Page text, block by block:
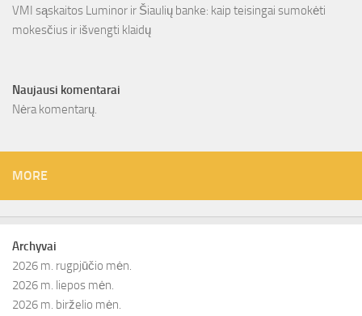
VMI sąskaitos Luminor ir Šiaulių banke: kaip teisingai sumokėti
mokesčius ir išvengti klaidų
Naujausi komentarai
Nėra komentarų.
MORE
Archyvai
2026 m. rugpjūčio mėn.
2026 m. liepos mėn.
2026 m. birželio mėn.